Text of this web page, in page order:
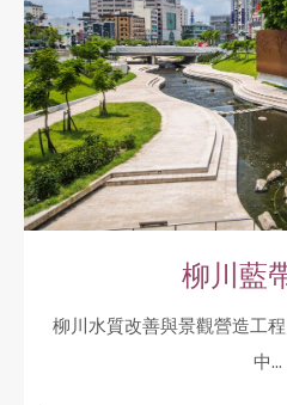
柳川藍
柳川水質改善與景觀營造工
中...